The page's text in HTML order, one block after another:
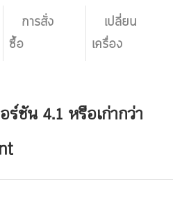
การสั่ง
ซื้อ
เปลี่ยน
เครื่อง
ชัน 4.1 หรือเก่ากว่า